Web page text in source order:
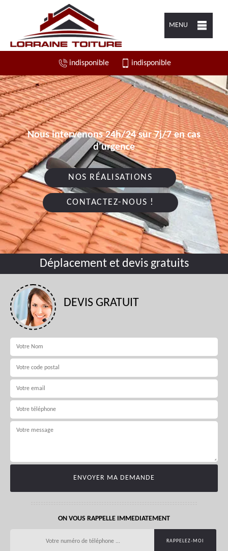
MENU
indisponible indisponible
Nous intervenons 24h/24 sur 7j/7 en cas
d'urgence
NOS RÉALISATIONS
CONTACTEZ-NOUS !
Déplacement et devis gratuits
DEVIS GRATUIT
ON VOUS RAPPELLE IMMEDIATEMENT